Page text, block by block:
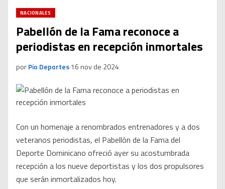
NACIONALES
Pabellón de la Fama reconoce a
periodistas en recepción inmortales
porPio Deportes·16 nov de 2024
Con un homenaje a renombrados entrenadores y a dos
veteranos periodistas, el Pabellón de la Fama del
Deporte Dominicano ofreció ayer su acostumbrada
recepción a los nueve deportistas y los dos propulsores
que serán inmortalizados hoy.